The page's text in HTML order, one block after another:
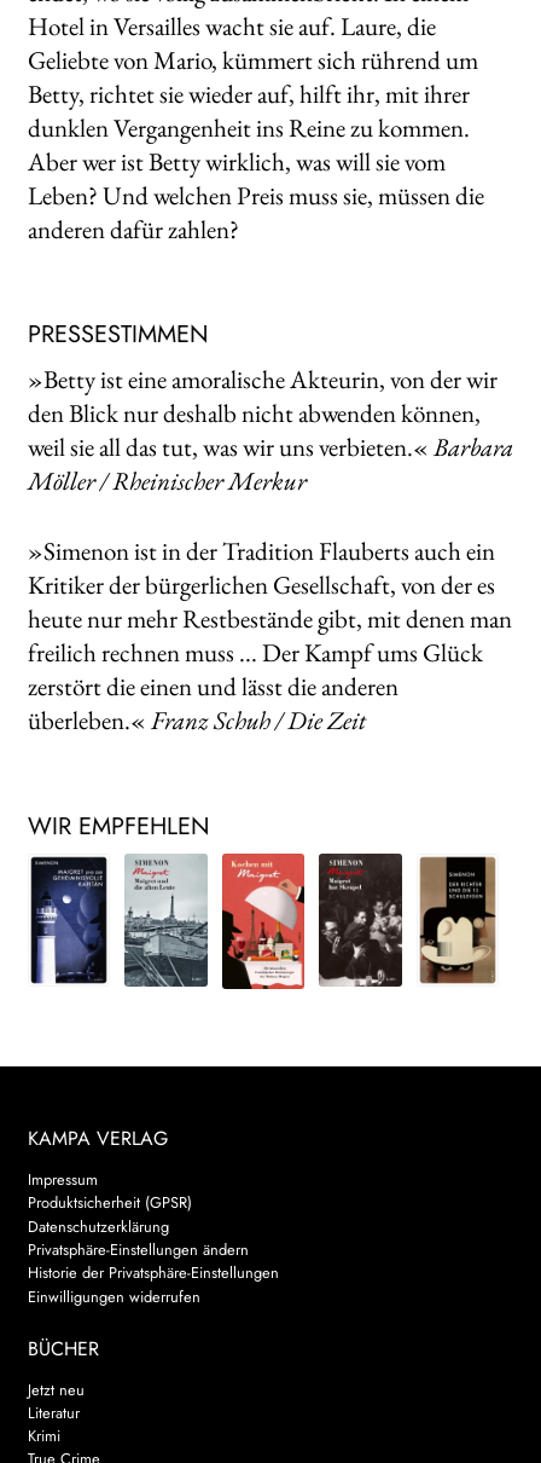
Hotel in Versailles wacht sie auf. Laure, die
Geliebte von Mario, kümmert sich rührend um
Betty, richtet sie wieder auf, hilft ihr, mit ihrer
dunklen Vergangenheit ins Reine zu kommen.
Aber wer ist Betty wirklich, was will sie vom
Leben? Und welchen Preis muss sie, müssen die
anderen dafür zahlen?
PRESSESTIMMEN
»Betty ist eine amoralische Akteurin, von der wir
den Blick nur deshalb nicht abwenden können,
weil sie all das tut, was wir uns verbieten.«Barbara
Möller / Rheinischer Merkur
»Simenon ist in der Tradition Flauberts auch ein
Kritiker der bürgerlichen Gesellschaft, von der es
heute nur mehr Restbestände gibt, mit denen man
freilich rechnen muss ... Der Kampf ums Glück
zerstört die einen und lässt die anderen
überleben.« Franz Schuh / Die Zeit
WIR EMPFEHLEN
KAMPA VERLAG
Impressum
Produktsicherheit (GPSR)
Datenschutzerklärung
Privatsphäre-Einstellungen ändern
Historie der Privatsphäre-Einstellungen
Einwilligungen widerrufen
BÜCHER
Jetzt neu
Literatur
Krimi